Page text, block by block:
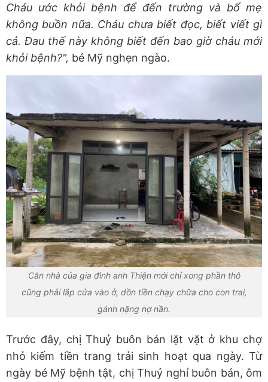
Cháu ước khỏi bệnh để đến trường và bố mẹ
không buồn nữa. Cháu chưa biết đọc, biết viết gì
cả. Đau thế này không biết đến bao giờ cháu mới
khỏi bệnh?", bé Mỹ nghẹn ngào.
Căn nhà của gia đình anh Thiện mới chỉ xong phần thô
cũng phải lắp cửa vào ở, dồn tiền chạy chữa cho con trai,
gánh nặng nợ nần.
Trước đây, chị Thuỷ buôn bán lặt vặt ở khu chợ
nhỏ kiếm tiền trang trải sinh hoạt qua ngày. Từ
ngày bé Mỹ bệnh tật, chị Thuỷ nghỉ buôn bán, ôm